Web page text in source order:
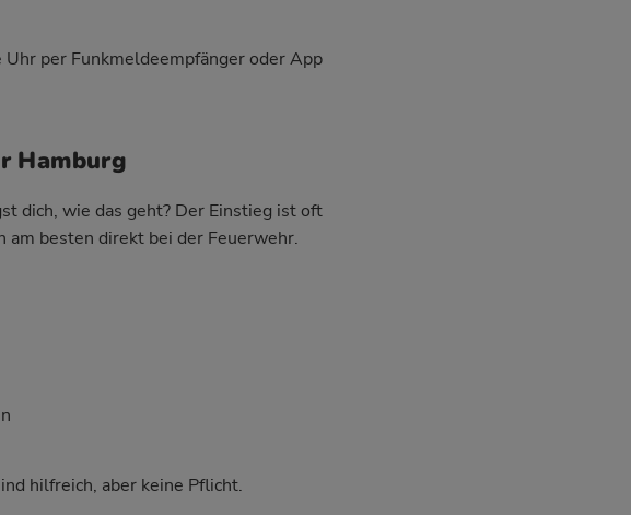
per Funkmeldeempfänger oder App
Hamburg
dich, wie das geht? Der Einstieg ist oft
am besten direkt bei der Feuerwehr.
hilfreich, aber keine Pflicht.